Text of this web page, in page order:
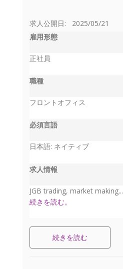
求人公開日: 2025/05/21
雇用形態
正社員
職種
フロントオフィス
必須言語
日本語: ネイティブ
求人情報
JGB trading, market making...
続きを読む。
続きを読む